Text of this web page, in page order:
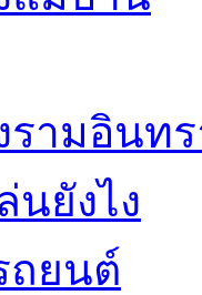
ามอินท
นยังไง
ถยนต์